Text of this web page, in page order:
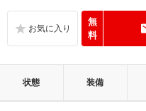
無
料
状態 装備